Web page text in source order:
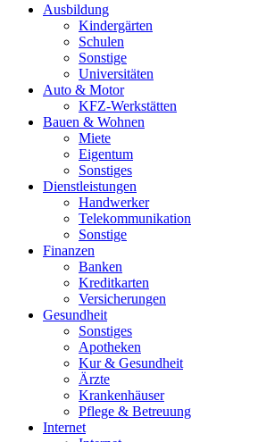
Ausbildung
Kindergärten
Schulen
Sonstige
Universitäten
Auto & Motor
KFZ-Werkstätten
Bauen & Wohnen
Miete
Eigentum
Sonstiges
Dienstleistungen
Handwerker
Telekommunikation
Sonstige
Finanzen
Banken
Kreditkarten
Versicherungen
Gesundheit
Sonstiges
Apotheken
Kur & Gesundheit
Ärzte
Krankenhäuser
Pflege & Betreuung
Internet